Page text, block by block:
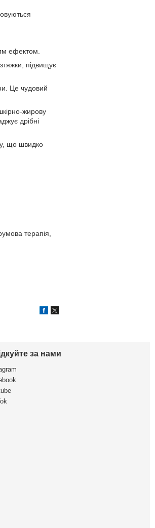
ефектом.
підвищує
Це чудовий
жирову
дрібні
що швидко
терапія,
за нами